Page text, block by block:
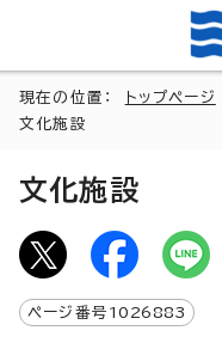
現在の位置： トップページ
文化施設
文化施設
ページ番号 1026883